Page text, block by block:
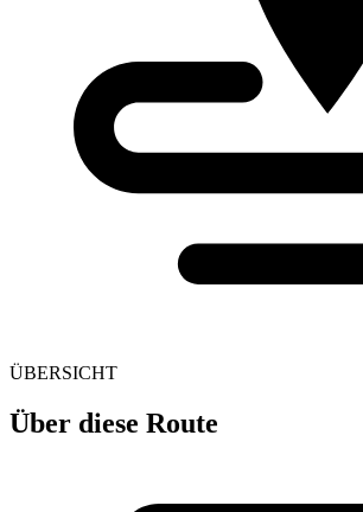
ÜBERSICHT
Über diese Route